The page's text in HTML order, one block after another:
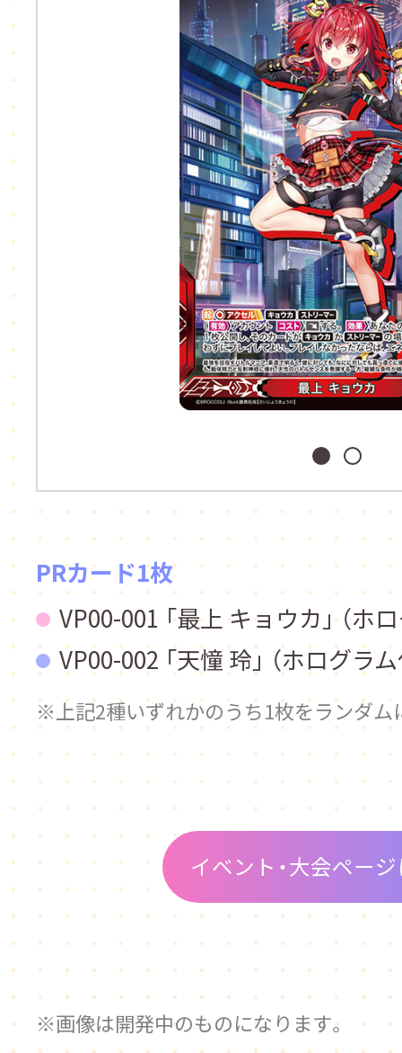
PRカード1枚
VP00-001 「最上 キョウカ」 （ホ
VP00-002 「天憧 玲」 （ホログラム
上記2種いずれかのうち1枚をランダム
イベント・大会ペー
画像は開発中のものになります。